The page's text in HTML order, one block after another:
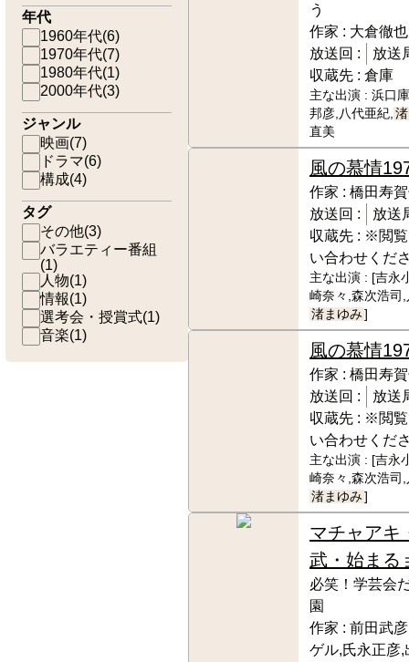
年代
1960年代(6)
1970年代(7)
1980年代(1)
2000年代(3)
ジャンル
映画(7)
ドラマ(6)
構成(4)
タグ
その他(3)
バラエティー番組
(1)
人物(1)
情報(1)
選考会・授賞式(1)
音楽(1)
う
作家 : 大倉徹
放送回 :
放送
収蔵先 : 倉庫
主な出演 : 浜口
邦彦,八代亜紀,
直美
風の慕情
作家 : 橋田寿
放送回 :
放送
収蔵先 : ※閲覧
い合わせくだ
主な出演 : [吉永
崎奈々,森次浩司
渚まゆみ ]
風の慕情
作家 : 橋田寿
放送回 :
放送
収蔵先 : ※閲覧
い合わせくだ
主な出演 : [吉永
崎奈々,森次浩司
渚まゆみ ]
マチャアキ
武・始まる
必笑！学芸会
園
作家 : 前田武
ゲル,氏永正彦,